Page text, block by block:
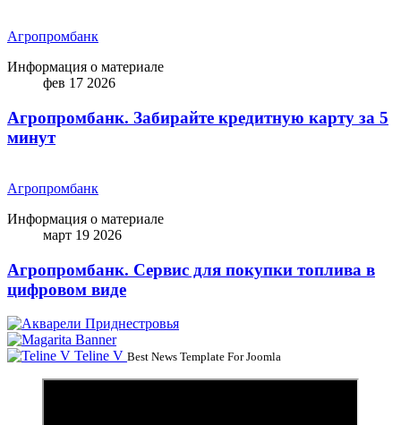
Агропромбанк
Информация о материале
фев 17 2026
Агропромбанк. Забирайте кредитную карту за 5
минут
Агропромбанк
Информация о материале
март 19 2026
Агропромбанк. Сервис для покупки топлива в
цифровом виде
Teline V Best News Template For Joomla